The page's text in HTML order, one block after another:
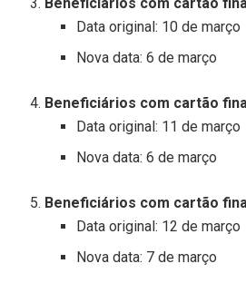
Data original: 10 de março
Nova data: 6 de março
Beneficiários com cartão
Data original: 11 de março
Nova data: 6 de março
Beneficiários com cartão
Data original: 12 de março
Nova data: 7 de março